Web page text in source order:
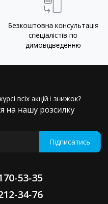
Безкоштовна консультація
спеціалістів по
димовідведенню
всіх акцій і знижок?
на нашу розсилку
Підписатись
53-35
34-76